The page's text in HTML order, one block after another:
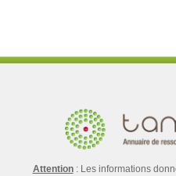
Attention: Les informations